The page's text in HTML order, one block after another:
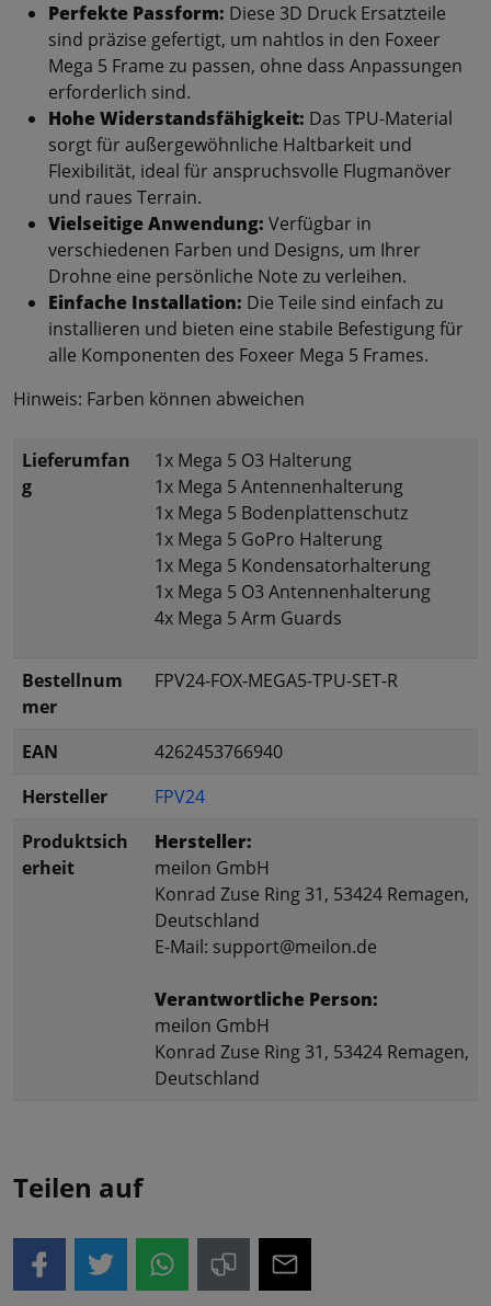
Perfekte Passform: Diese 3D Druck Ersatzteile
sind präzise gefertigt, um nahtlos in den Foxeer
Mega 5 Frame zu passen, ohne dass Anpassungen
erforderlich sind.
Hohe Widerstandsfähigkeit: Das TPU-Material
sorgt für außergewöhnliche Haltbarkeit und
Flexibilität, ideal für anspruchsvolle Flugmanöver
und raues Terrain.
Vielseitige Anwendung: Verfügbar in
verschiedenen Farben und Designs, um Ihrer
Drohne eine persönliche Note zu verleihen.
Einfache Installation: Die Teile sind einfach zu
installieren und bieten eine stabile Befestigung für
alle Komponenten des Foxeer Mega 5 Frames.
Hinweis: Farben können abweichen
Lieferumfan
g
1x Mega 5 O3 Halterung
1x Mega 5 Antennenhalterung
1x Mega 5 Bodenplattenschutz
1x Mega 5 GoPro Halterung
1x Mega 5 Kondensatorhalterung
1x Mega 5 O3 Antennenhalterung
4x Mega 5 Arm Guards
Bestellnum
mer
FPV24-FOX-MEGA5-TPU-SET-R
EAN
4262453766940
Hersteller
FPV24
Produktsich
erheit
Hersteller:
meilon GmbH
Konrad Zuse Ring 31, 53424 Remagen,
Deutschland
E-Mail: support@meilon.de
Verantwortliche Person:
meilon GmbH
Konrad Zuse Ring 31, 53424 Remagen,
Deutschland
Teilen auf